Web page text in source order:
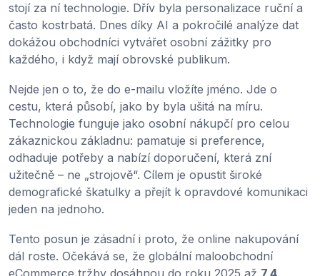
stojí za ní technologie. Dřív byla personalizace ruční a
často kostrbatá. Dnes díky AI a pokročilé analýze dat
dokážou obchodníci vytvářet osobní zážitky pro
každého, i když mají obrovské publikum.
Nejde jen o to, že do e-mailu vložíte jméno. Jde o
cestu, která působí, jako by byla ušitá na míru.
Technologie funguje jako osobní nákupčí pro celou
zákaznickou základnu: pamatuje si preference,
odhaduje potřeby a nabízí doporučení, která zní
užitečně – ne „strojově“. Cílem je opustit široké
demografické škatulky a přejít k opravdové komunikaci
jeden na jednoho.
Tento posun je zásadní i proto, že online nakupování
dál roste. Očekává se, že globální maloobchodní